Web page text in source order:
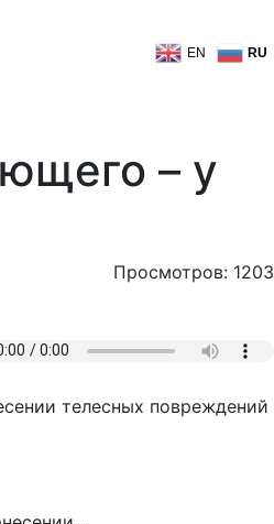
EN RU
– у
Просмотров: 1203
телесных повреждений